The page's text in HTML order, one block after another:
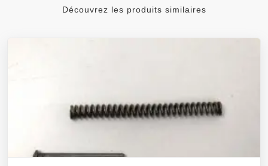
Découvrez les produits similaires